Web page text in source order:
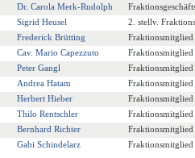
Dr. Carola Merk-Rudolph
Sigrid Heusel
2. stellv.
Frederick Brütting
Fraktionsmitglied
Cav. Mario Capezzuto
Fraktionsmitglied
Peter Gangl
Fraktionsmitglied
Andrea Hatam
Fraktionsmitglied
Herbert Hieber
Fraktionsmitglied
Thilo Rentschler
Fraktionsmitglied
Bernhard Richter
Fraktionsmitglied
Gabi Schindelarz
Fraktionsmitglied